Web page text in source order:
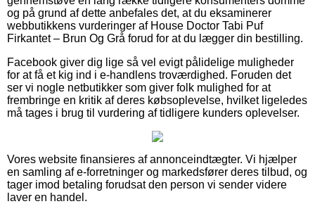
og på grund af dette anbefales det, at du eksaminerer
webbutikkens vurderinger af House Doctor Tabi Puf
Firkantet – Brun Og Grå forud for at du lægger din bestilling.
Facebook giver dig lige så vel evigt pålidelige muligheder
for at få et kig ind i e-handlens troværdighed. Foruden det
ser vi nogle netbutikker som giver folk mulighed for at
frembringe en kritik af deres købsoplevelse, hvilket ligeledes
må tages i brug til vurdering af tidligere kunders oplevelser.
Vores website finansieres af annonceindtægter. Vi hjælper
en samling af e-forretninger og markedsfører deres tilbud, og
tager imod betaling forudsat den person vi sender videre
laver en handel.